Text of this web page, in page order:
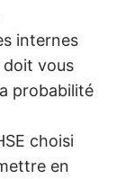
internes
doit vous
probabilité
choisi
en